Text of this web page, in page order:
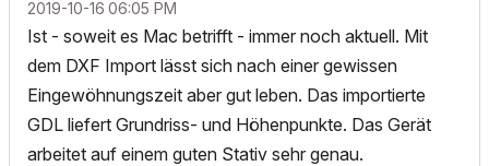
‎2019-10-16 06:05 PM
Ist - soweit es Mac betrifft - immer noch aktuell. Mit
dem DXF Import lässt sich nach einer gewissen
Eingewöhnungszeit aber gut leben. Das importierte
GDL liefert Grundriss- und Höhenpunkte. Das Gerät
arbeitet auf einem guten Stativ sehr genau.